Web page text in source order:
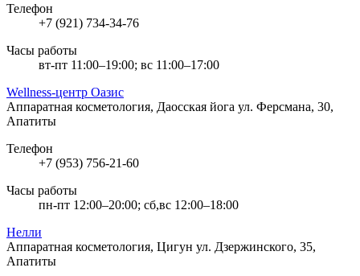
Телефон
+7 (921) 734-34-76
Часы работы
вт-пт 11:00–19:00; вс 11:00–17:00
Wellness-центр Оазис
Аппаратная косметология, Даосская йога ул. Ферсмана, 30,
Апатиты
Телефон
+7 (953) 756-21-60
Часы работы
пн-пт 12:00–20:00; сб,вс 12:00–18:00
Нелли
Аппаратная косметология, Цигун ул. Дзержинского, 35,
Апатиты